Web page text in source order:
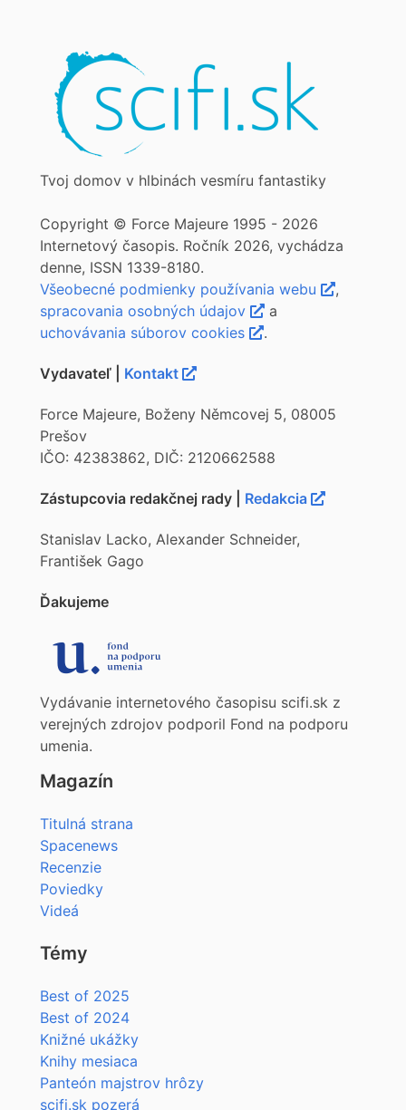
Tvoj domov v hlbinách vesmíru fantastiky
Copyright © Force Majeure 1995 - 2026
Internetový časopis. Ročník 2026, vychádza
denne, ISSN 1339-8180.
Všeobecné podmienky používania webu
,
spracovania osobných údajov
a
uchovávania súborov cookies
.
Vydavateľ | Kontakt
Force Majeure, Boženy Němcovej 5, 08005
Prešov
IČO: 42383862, DIČ: 2120662588
Zástupcovia redakčnej rady | Redakcia
Stanislav Lacko, Alexander Schneider,
František Gago
Ďakujeme
Vydávanie internetového časopisu scifi.sk z
verejných zdrojov podporil Fond na podporu
umenia.
Magazín
Titulná strana
Spacenews
Recenzie
Poviedky
Videá
Témy
Best of 2025
Best of 2024
Knižné ukážky
Knihy mesiaca
Panteón majstrov hrôzy
scifi.sk pozerá